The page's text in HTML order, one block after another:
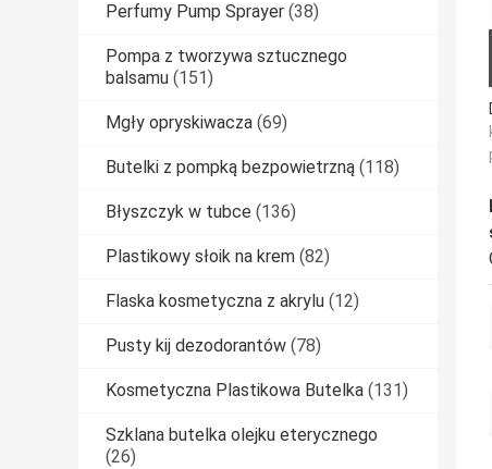
Perfumy Pump Sprayer (38)
Pompa z tworzywa sztucznego
balsamu (151)
Mgły opryskiwacza (69)
Butelki z pompką bezpowietrzną (118)
Błyszczyk w tubce (136)
Plastikowy słoik na krem (82)
Flaska kosmetyczna z akrylu (12)
Pusty kij dezodorantów (78)
Kosmetyczna Plastikowa Butelka (131)
Szklana butelka olejku eterycznego
(26)